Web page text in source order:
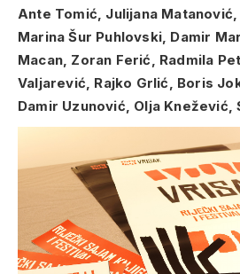
Ante Tomić, Julijana Matanović,
Marina Šur Puhlovski, Damir
Macan, Zoran Ferić, Radmila
Valjarević, Rajko Grlić, Boris
Damir Uzunović, Olja Knežević,